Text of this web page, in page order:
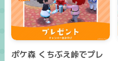
ポケ森 くちぶえ峠でプレ